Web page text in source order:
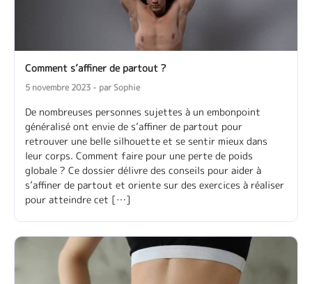
Comment s’affiner de partout ?
5 novembre 2023 - par Sophie
De nombreuses personnes sujettes à un embonpoint
généralisé ont envie de s’affiner de partout pour
retrouver une belle silhouette et se sentir mieux dans
leur corps. Comment faire pour une perte de poids
globale ? Ce dossier délivre des conseils pour aider à
s’affiner de partout et oriente sur des exercices à réaliser
pour atteindre cet […]